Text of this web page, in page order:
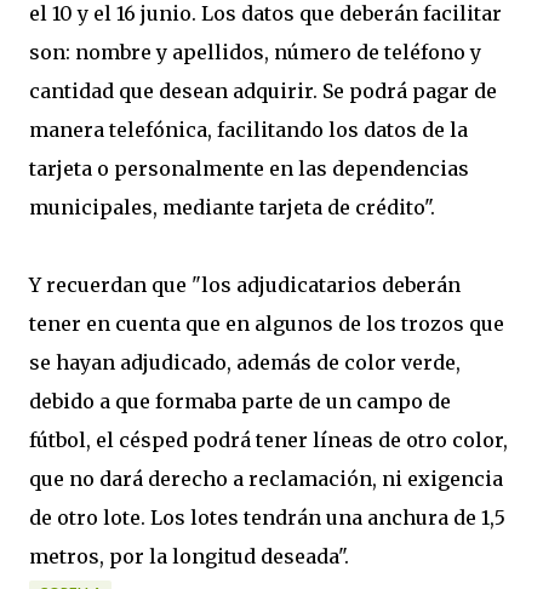
el 10 y el 16 junio. Los datos que deberán facilitar
son: nombre y apellidos, número de teléfono y
cantidad que desean adquirir. Se podrá pagar de
manera telefónica, facilitando los datos de la
tarjeta o personalmente en las dependencias
municipales, mediante tarjeta de crédito".
Y recuerdan que "los adjudicatarios deberán
tener en cuenta que en algunos de los trozos que
se hayan adjudicado, además de color verde,
debido a que formaba parte de un campo de
fútbol, el césped podrá tener líneas de otro color,
que no dará derecho a reclamación, ni exigencia
de otro lote. Los lotes tendrán una anchura de 1,5
metros, por la longitud deseada".